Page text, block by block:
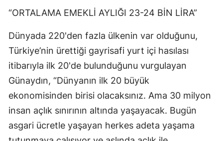
“ORTALAMA EMEKLİ AYLIĞI 23-24 BİN LİRA”
Dünyada 220'den fazla ülkenin var olduğunu,
Türkiye’nin ürettiği gayrisafi yurt içi hasılası
itibarıyla ilk 20'de bulunduğunu vurgulayan
Günaydın, “Dünyanın ilk 20 büyük
ekonomisinden birisi olacaksınız. Ama 30 milyon
insan açlık sınırının altında yaşayacak. Bugün
asgari ücretle yaşayan herkes adeta yaşama